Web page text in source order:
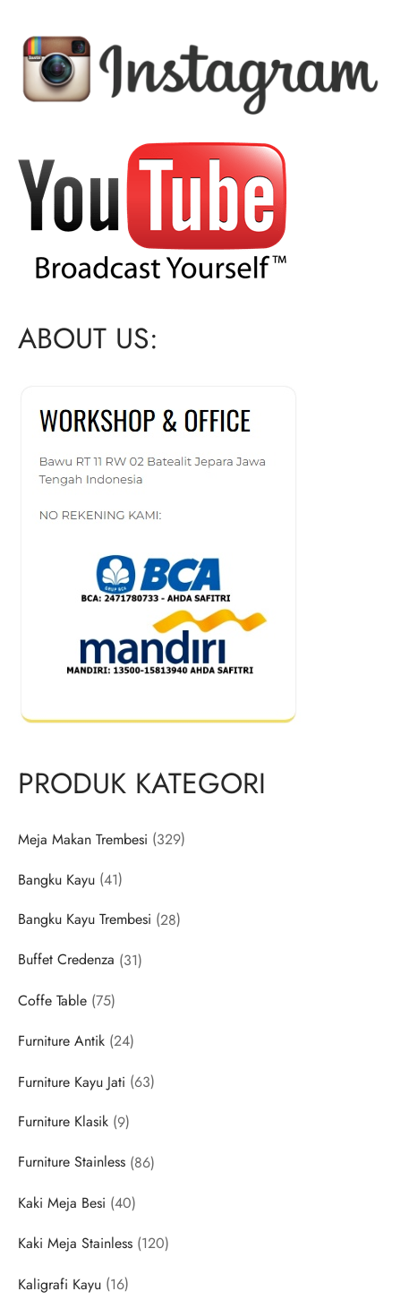
ABOUT US:
PRODUK KATEGORI
Meja Makan Trembesi 329329
Bangku Kayu 4141
Bangku Kayu Trembesi 2828
Buffet Credenza 3131
Coffe Table 7575
Furniture Antik 2424
Furniture Kayu Jati 6363
Furniture Klasik 99
Furniture Stainless 8686
Kaki Meja Besi 4040
Kaki Meja Stainless 120120
Kaligrafi Kayu 1616